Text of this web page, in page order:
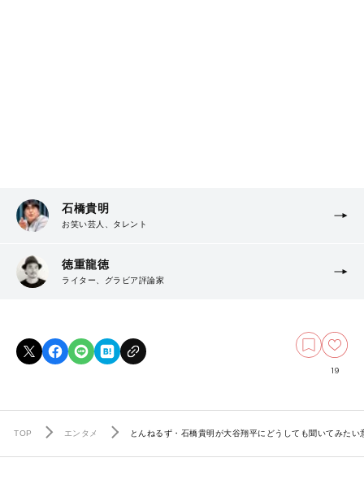
石橋貴明
お笑い芸人、タレント
徳重龍徳
ライター、グラビア評論家
19
TOP エンタメ とんねるず・石橋貴明が大谷翔平にどうしても聞いてみた